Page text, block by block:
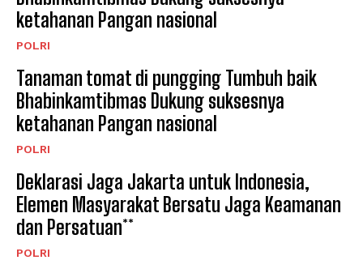
ketahanan Pangan nasional
POLRI
Tanaman tomat di pungging Tumbuh baik
Bhabinkamtibmas Dukung suksesnya
ketahanan Pangan nasional
POLRI
Deklarasi Jaga Jakarta untuk Indonesia,
Elemen Masyarakat Bersatu Jaga Keamanan
dan Persatuan**
POLRI